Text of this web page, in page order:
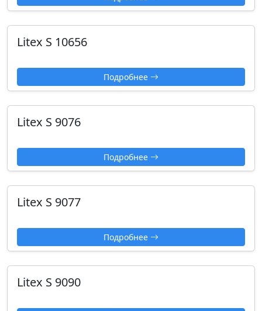
Litex S 10656
Подробнее
Litex S 9076
Подробнее
Litex S 9077
Подробнее
Litex S 9090